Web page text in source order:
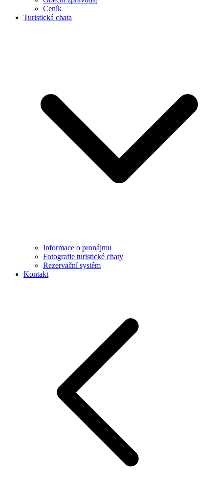
Ceník
Turistická chata
Informace o pronájmu
Fotografie turistické chaty
Rezervační systém
Kontakt